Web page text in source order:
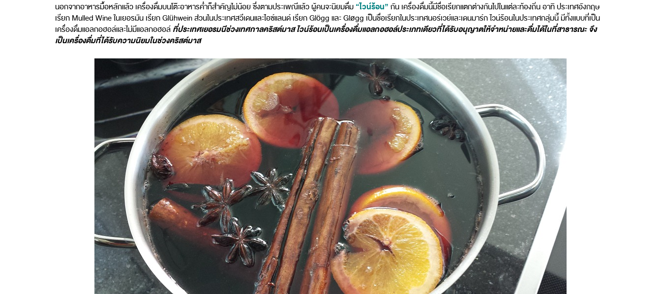
นอกจากอาหารมื้อหลักแล้ว เครื่องดื่มบนโต๊ะอาหารค่ำก็สำคัญไม่น้อย ซึ่งตามประเพณีแล้ว ผู้คนจะนิยมดื่ม “ไวน์ร้อน” กัน เครื่องดื่มนี้มีชื่อเรียกแตกต่างกันไปในแต่ละท้องถิ่น อาทิ ประเทศอังกฤษ
เรียก Mulled Wine ในเยอรมัน เรียก Glühwein ส่วนในประเทศสวีเดนและไอซ์แลนด์ เรียก Glögg และ Gløgg เป็นชื่อเรียกในประเทศนอร์เวย์และเดนมาร์ก ไวน์ร้อนในประเทศกลุ่มนี้ มีทั้งแบบที่เป็น
เครื่องดื่มแอลกอฮอล์และไม่มีแอลกอฮอล์ ที่ประเทศเยอรมนีช่วงเทศกาลคริสต์มาส ไวน์ร้อนเป็นเครื่องดื่มแอลกอฮอล์ประเภทเดียวที่ได้รับอนุญาตให้จำหน่ายและดื่มได้ในที่สาธารณะ จึง
เป็นเครื่องดื่มที่ได้รับความนิยมในช่วงคริสต์มาส